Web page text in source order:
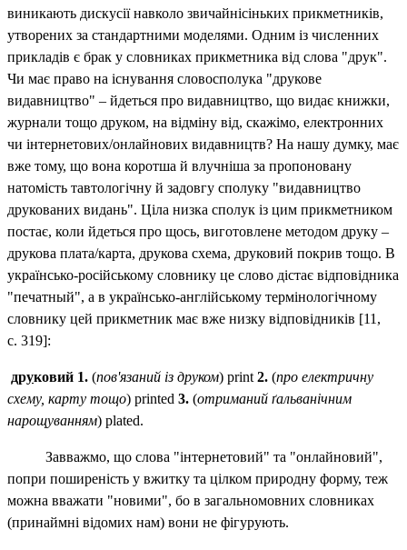
виникають дискусії навколо звичайнісіньких прикметників,
утворених за стандартними моделями. Одним із численних
прикладів є брак у словниках прикметника від слова "друк".
Чи має право на існування словосполука "друкове
видавництво" – йдеться про видавництво, що видає книжки,
журнали тощо друком, на відміну від, скажімо, електронних
чи інтернетових/онлайнових видавництв? На нашу думку, має
вже тому, що вона коротша й влучніша за пропоновану
натомість тавтологічну й задовгу сполуку "видавництво
друкованих видань". Ціла низка сполук із цим прикметником
постає, коли йдеться про щось, виготовлене методом друку –
друкова плата/карта, друкова схема, друковий покрив тощо. В
українсько-російському словнику це слово дістає відповідника
"печатный", а в українсько-англійському термінологічному
словнику цей прикметник має вже низку відповідників [11,
с. 319]:
друковий 1. (пов'язаний із друком) print 2. (про електричну
схему, карту тощо) printed 3. (отриманий ґальванічним
нарощуванням) plated.
Завважмо, що слова "інтернетовий" та "онлайновий",
попри поширеність у вжитку та цілком природну форму, теж
можна вважати "новими", бо в загальномовних словниках
(принаймні відомих нам) вони не фігурують.